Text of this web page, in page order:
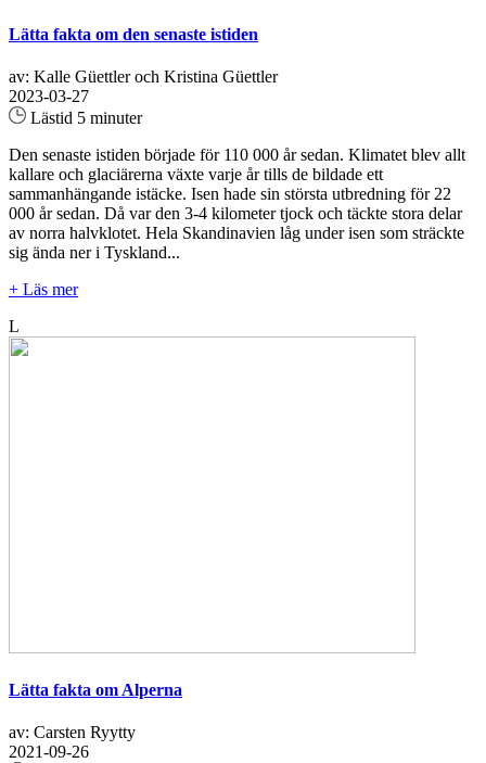
Lätta fakta om den senaste istiden
av: Kalle Güettler och Kristina Güettler
2023-03-27
Lästid 5 minuter
Den senaste istiden började för 110 000 år sedan. Klimatet blev allt
kallare och glaciärerna växte varje år tills de bildade ett
sammanhängande istäcke. Isen hade sin största utbredning för 22
000 år sedan. Då var den 3-4 kilometer tjock och täckte stora delar
av norra halvklotet. Hela Skandinavien låg under isen som sträckte
sig ända ner i Tyskland...
+ Läs mer
L
Lätta fakta om Alperna
av: Carsten Ryytty
2021-09-26